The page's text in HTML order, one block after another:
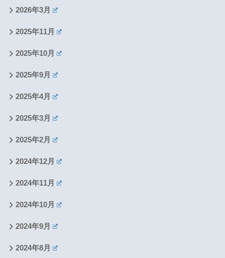
2026年3月
2025年11月
2025年10月
2025年9月
2025年4月
2025年3月
2025年2月
2024年12月
2024年11月
2024年10月
2024年9月
2024年8月